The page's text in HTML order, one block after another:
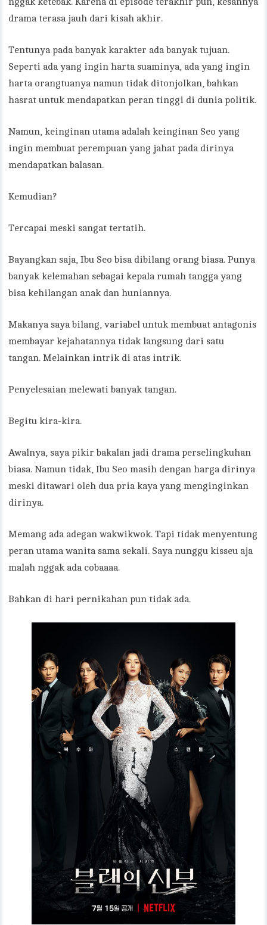
drama terasa jauh dari kisah akhir.
Tentunya pada banyak karakter ada banyak tujuan.
Seperti ada yang ingin harta suaminya, ada yang ingin
harta orangtuanya namun tidak ditonjolkan, bahkan
hasrat untuk mendapatkan peran tinggi di dunia politik.
Namun, keinginan utama adalah keinginan Seo yang
ingin membuat perempuan yang jahat pada dirinya
mendapatkan balasan.
Kemudian?
Tercapai meski sangat tertatih.
Bayangkan saja, Ibu Seo bisa dibilang orang biasa. Punya
banyak kelemahan sebagai kepala rumah tangga yang
bisa kehilangan anak dan huniannya.
Makanya saya bilang, variabel untuk membuat antagonis
membayar kejahatannya tidak langsung dari satu
tangan. Melainkan intrik di atas intrik.
Penyelesaian melewati banyak tangan.
Begitu kira-kira.
Awalnya, saya pikir bakalan jadi drama perselingkuhan
biasa. Namun tidak, Ibu Seo masih dengan harga dirinya
meski ditawari oleh dua pria kaya yang menginginkan
dirinya.
Memang ada adegan wakwikwok. Tapi tidak menyentung
peran utama wanita sama sekali. Saya nunggu kisseu aja
malah nggak ada cobaaaa.
Bahkan di hari pernikahan pun tidak ada.